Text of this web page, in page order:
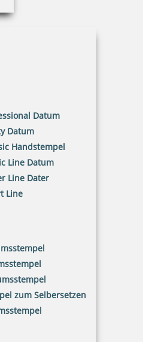
Datum
Datum
Handstempel
Line Datum
Line Dater
Line
zum Selbersetzen
Muschel
€
Motiv Krake mit